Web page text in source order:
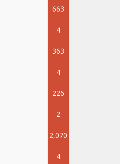
663
4
363
4
226
2
2,070
4